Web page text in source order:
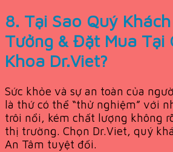
8. Tại Sao Quý
Tưởng & Đặt Mua Tại
Khoa Dr.Viet?
Sức khỏe và sự an toàn của
là thứ có thể “thử nghiệm” với
trôi nổi, kém chất lượng không
thị trường. Chọn Dr.Viet, quý
An Tâm tuyệt đối.